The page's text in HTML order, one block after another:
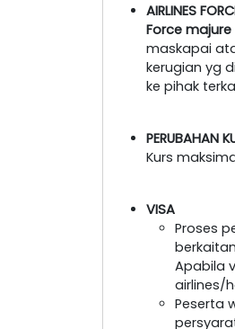
AIRLINES
Force majure
maskapai
kerugian yg
ke pihak
PERUBAHAN
Kurs
VISA
Proses
Apabila
airlines/
Peserta